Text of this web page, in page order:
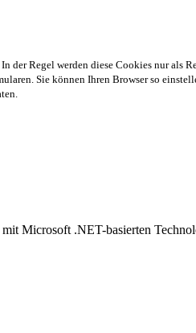
Regel werden diese Cookies nur als
Sie können Ihren Browser so
Microsoft .NET-basierten